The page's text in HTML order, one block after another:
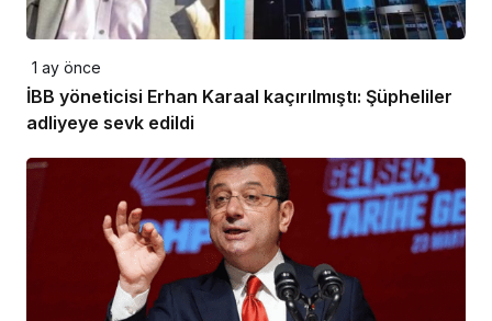
1 ay önce
İBB yöneticisi Erhan Karaal kaçırılmıştı: Şüpheliler
adliyeye sevk edildi